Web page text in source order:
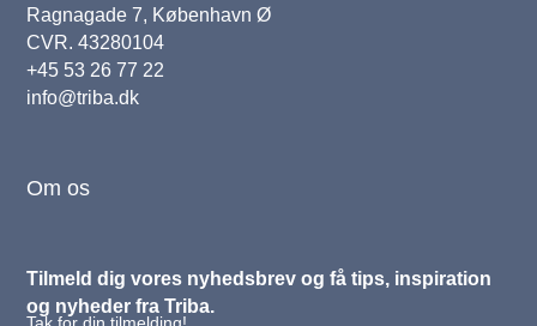
Ragnagade 7, København Ø
CVR. 43280104
+45 53 26 77 22
info@triba.dk
Om os
Tilmeld dig vores nyhedsbrev og få tips, inspiration
og nyheder fra Triba.
Tak for din tilmelding!